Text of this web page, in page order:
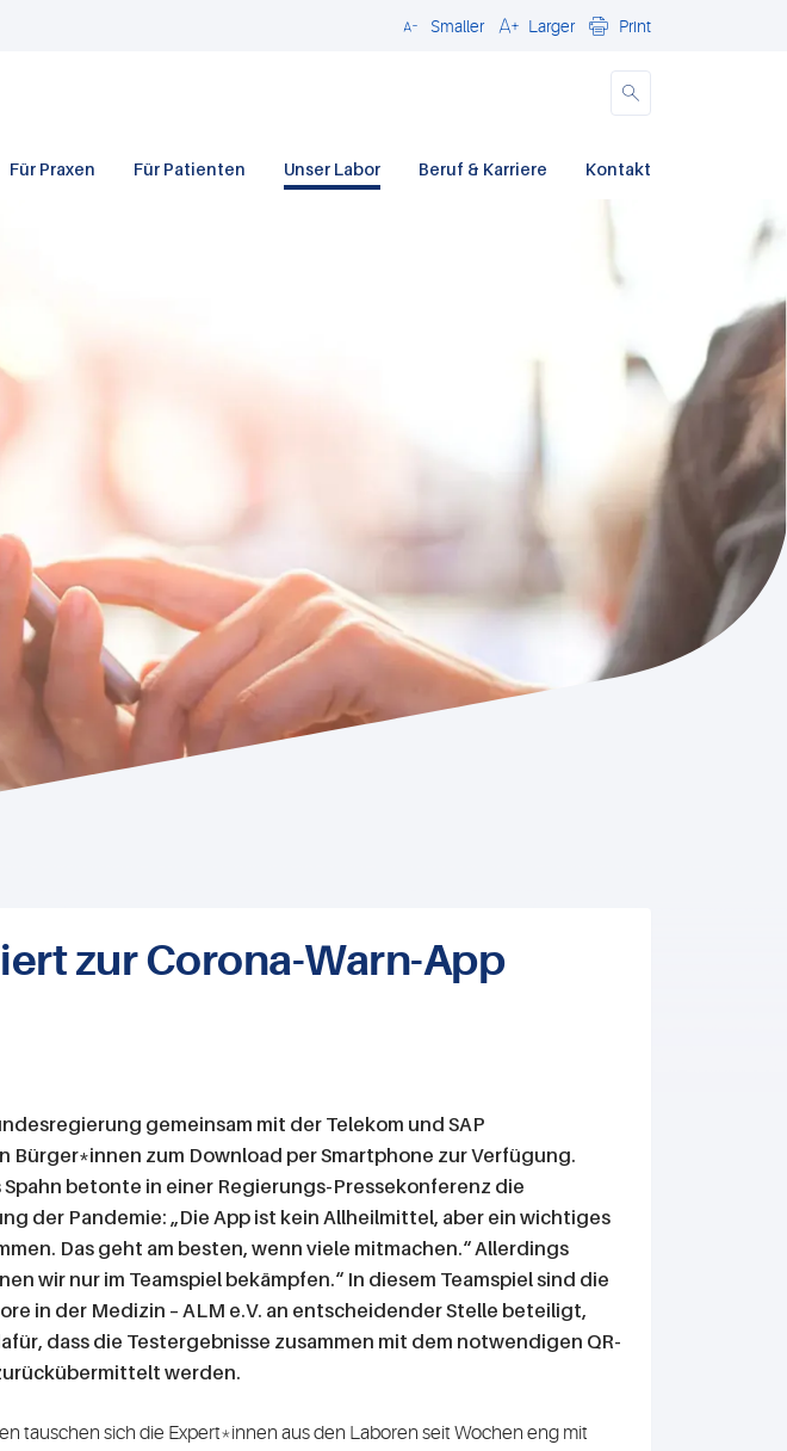
CloseSmaller Larger Print
Für Praxen Für Patienten Unser Labor Beruf & Karriere Kontakt
zur Corona-Warn-App
gemeinsam mit der Telekom und SAP
Bürger*innen zum Download per Smartphone zur Verfügung.
betonte in einer Regierungs-Pressekonferenz die
der Pandemie: „Die App ist kein Allheilmittel, aber ein wichtiges
Das geht am besten, wenn viele mitmachen.“ Allerdings
wir nur im Teamspiel bekämpfen.“ In diesem Teamspiel sind die
in der Medizin – ALM e.V. an entscheidender Stelle beteiligt,
dass die Testergebnisse zusammen mit dem notwendigen QR-
werden.
tauschen sich die Expert*innen aus den Laboren seit Wochen eng mit